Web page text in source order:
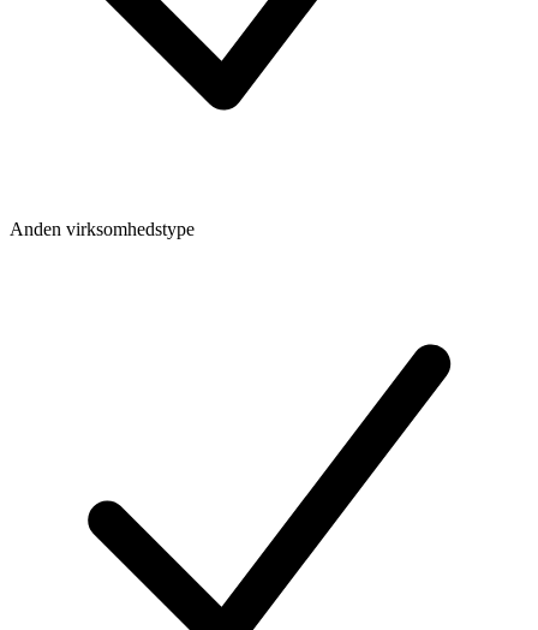
Anden virksomhedstype